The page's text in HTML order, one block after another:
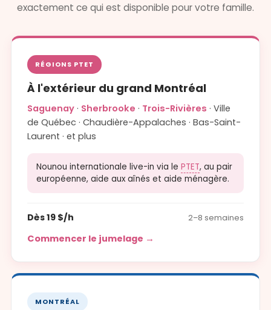
exactement ce qui est disponible pour votre famille.
RÉGIONS PTET
À l'extérieur du grand Montréal
Saguenay · Sherbrooke · Trois-Rivières · Ville
de Québec · Chaudière-Appalaches · Bas-Saint-
Laurent · et plus
Nounou internationale live-in via le PTET, au pair
européenne, aide aux aînés et aide ménagère.
Dès 19 $/h 2–8 semaines
Commencer le jumelage →
MONTRÉAL